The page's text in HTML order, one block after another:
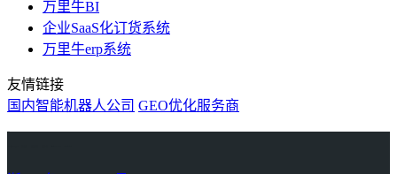
万里牛BI
企业SaaS化订货系统
万里牛erp系统
友情链接
国内智能机器人公司 GEO优化服务商